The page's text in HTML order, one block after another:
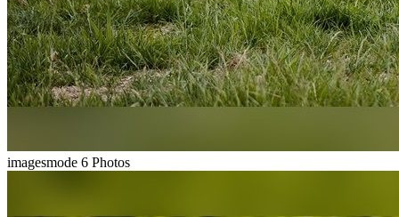
imagesmode 6 Photos